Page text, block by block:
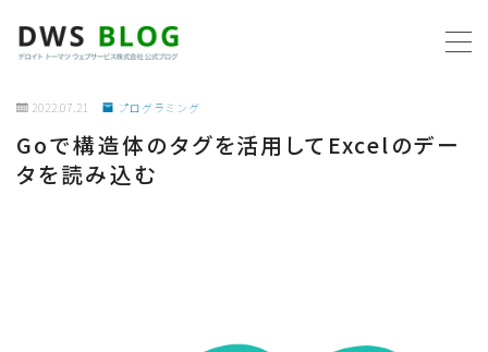
ホーム
2022.07.21 プログラミング
Goで構造体のタグを活用してExcelのデー
タを読み込む